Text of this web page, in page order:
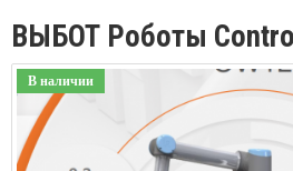
ВЫБОТ Роботы
В наличии